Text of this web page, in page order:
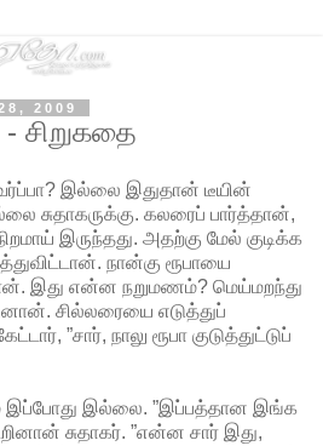
2009
சிறுகதை
இல்லை இதுதான் டீயின்
சுதாகருக்கு. கலரைப் பார்த்தான்,
இருந்தது. அதற்கு மேல் குடிக்க
நான்கு ரூபாயை
இது என்ன நறுமணம்? மெய்மறந்து
சில்லரையை எடுத்துப்
”சார், நாலு ரூபா குடுத்துட்டுப்
இப்போது இல்லை. ”இப்பத்தான இங்க
சுதாகர். ”என்ன சார் இது,